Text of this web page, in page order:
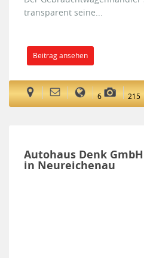
transparent seine...
Beitrag ansehen
6 215
Autohaus Denk
in Neureichenau